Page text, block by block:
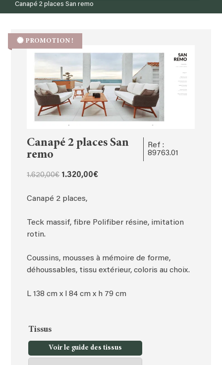
Canapé 2 places San remo
PROMOTION !
Canapé 2 places San
remo
Ref :
89763.01
1.620,00€ Le
initial
1.620,00€.
1.320,00€Le
1.320,00€.
Canapé 2 places,
Teck massif, fibre Polifiber résine, imitation
rotin.
Coussins, mousses à mémoire de forme,
déhoussables, tissu extérieur, coloris au choix.
L 138 cm x l 84 cm x h 79 cm
Tissus
Voir le guide des tissus